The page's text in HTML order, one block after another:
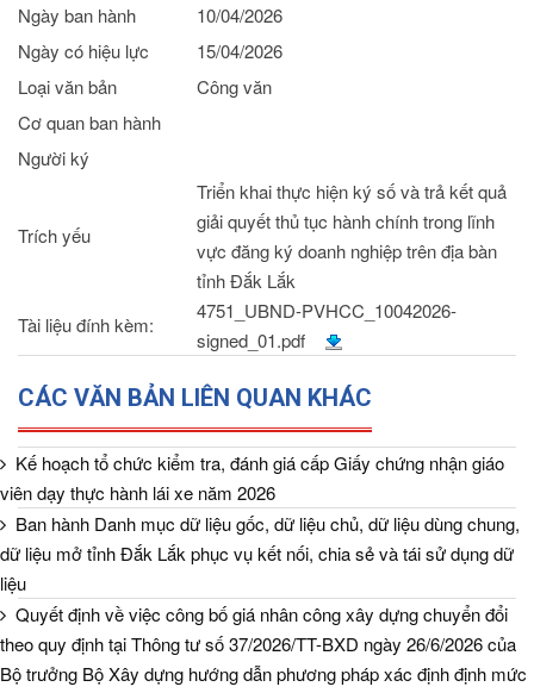
Ngày ban hành
10/04/2026
Ngày có hiệu lực
15/04/2026
Loại văn bản
Công văn
Cơ quan ban hành
Người ký
Trích yếu
Triển khai thực hiện ký số và trả kết quả
giải quyết thủ tục hành chính trong lĩnh
vực đăng ký doanh nghiệp trên địa bàn
tỉnh Đắk Lắk
Tài liệu đính kèm:
4751_UBND-PVHCC_10042026-
signed_01.pdf
CÁC VĂN BẢN LIÊN QUAN KHÁC
Kế hoạch tổ chức kiểm tra, đánh giá cấp Giấy chứng nhận giáo
viên dạy thực hành lái xe năm 2026
Ban hành Danh mục dữ liệu gốc, dữ liệu chủ, dữ liệu dùng chung,
dữ liệu mở tỉnh Đắk Lắk phục vụ kết nối, chia sẻ và tái sử dụng dữ
liệu
Quyết định về việc công bố giá nhân công xây dựng chuyển đổi
theo quy định tại Thông tư số 37/2026/TT-BXD ngày 26/6/2026 của
Bộ trưởng Bộ Xây dựng hướng dẫn phương pháp xác định định mức